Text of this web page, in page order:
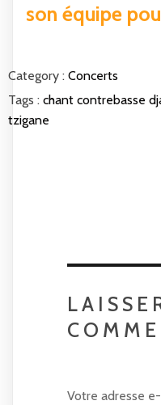
son équipe
Category : Concerts
Tags : chant contrebasse
tzigane
Votre adresse